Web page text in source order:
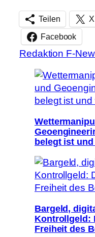
Teilen X
Facebook
Redaktion F-
belegt ist
Bargeld,
Kontrollgeld:
Freiheit des